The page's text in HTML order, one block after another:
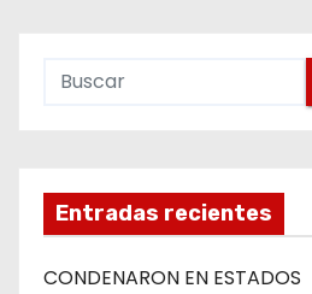
Entradas recientes
CONDENARON EN ESTADOS